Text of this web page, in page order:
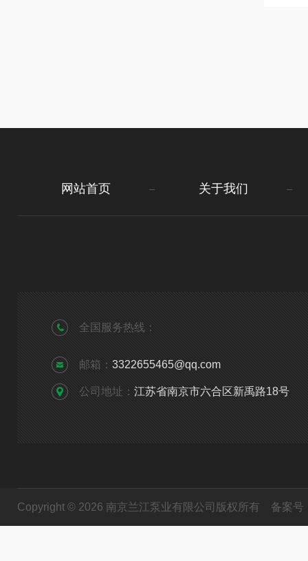
网站首页 关于我们
全国服务热线：
邮箱： 3322655465@qq.com
公司地址： 江苏省南京市六合区新禹路18号
Copyright © 2026 南京兰江泵业有限公司版权所有 备案号